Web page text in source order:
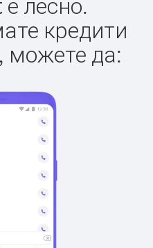
кредити
можете да: